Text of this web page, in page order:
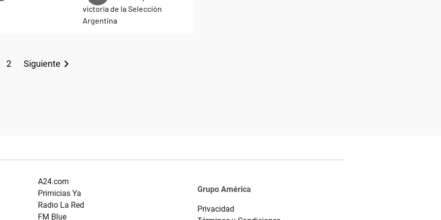
2 Siguiente
A24.com
Primicias Ya
Radio La Red
FM Blue
Grupo América
Privacidad